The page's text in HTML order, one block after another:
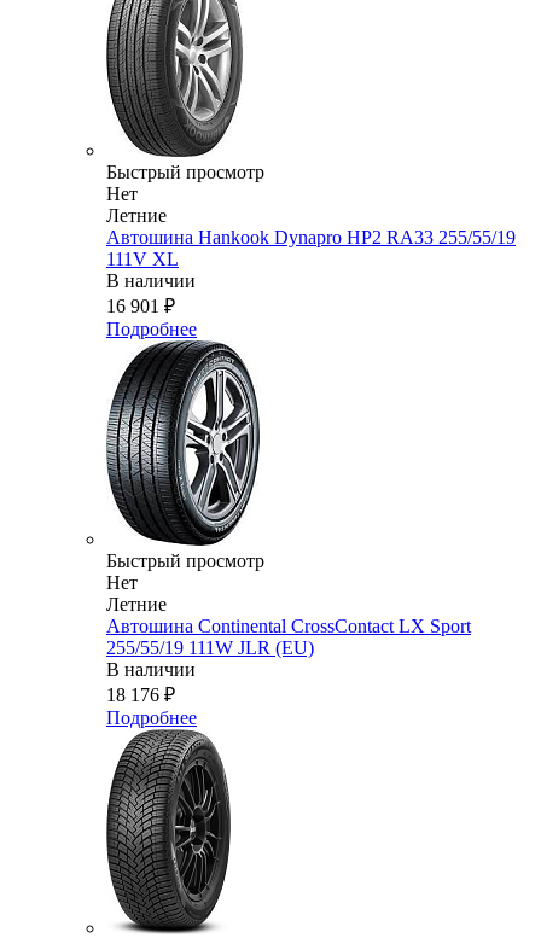
Быстрый просмотр
Нет
Летние
Автошина Hankook Dynapro HP2 RA33 255/55/19
111V XL
В наличии
16 901 ₽
Подробнее
Быстрый просмотр
Нет
Летние
Автошина Continental CrossContact LX Sport
255/55/19 111W JLR (EU)
В наличии
18 176 ₽
Подробнее